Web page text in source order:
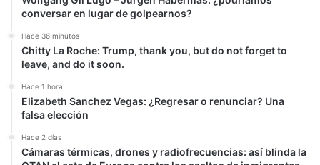
conversar en lugar de golpearnos?
Hace 36 minutos
Chitty La Roche: Trump, thank you, but do not forget to
leave, and do it soon.
Hace 1 hora
Elizabeth Sanchez Vegas: ¿Regresar o renunciar? Una
falsa elección
Hace 2 días
Cámaras térmicas, drones y radiofrecuencias: así blinda la